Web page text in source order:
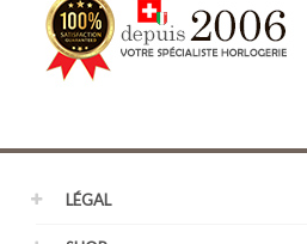
LÉGAL